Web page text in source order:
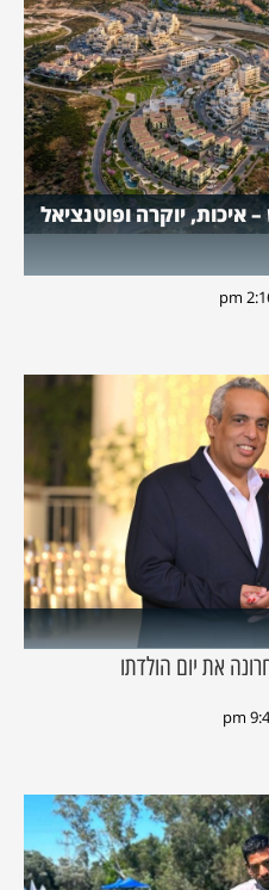
יוקרה ופוטנציאל
2:16
את יום הולדתו
9:49